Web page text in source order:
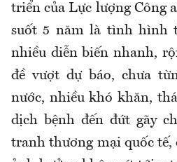
triển của Lực lượng Công
suốt 5 năm là tình hình
nhiều diễn biến nhanh,
đề vượt dự báo, chưa
nước, nhiều khó khăn,
dịch bệnh đến đứt gãy
tranh thương mại quốc tế,